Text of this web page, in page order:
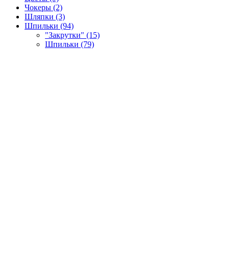
Чокеры (2)
Шляпки (3)
Шпильки (94)
"Закрутки" (15)
Шпильки (79)